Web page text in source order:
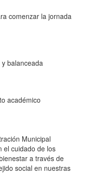
comenzar la jornada
balanceada
académico
Municipal
el cuidado de los
a través de
social en nuestras